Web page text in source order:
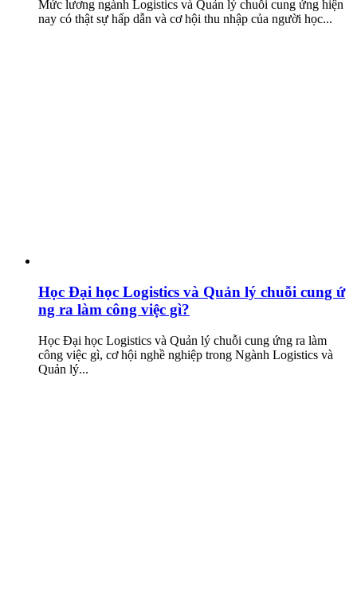
Mức lương ngành Logistics và Quản lý chuỗi cung ứng hiện
nay có thật sự hấp dẫn và cơ hội thu nhập của người học...
Học Đại học Logistics và Quản lý chuỗi cung ứ
ng ra làm công việc gì?
Học Đại học Logistics và Quản lý chuỗi cung ứng ra làm
công việc gì, cơ hội nghề nghiệp trong Ngành Logistics và
Quản lý...